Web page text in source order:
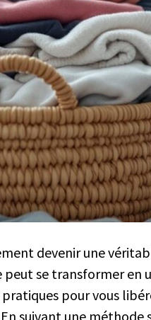
devenir une
se transformer en
pour vous
suivant une méthode